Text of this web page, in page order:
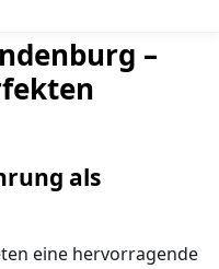
–
als
eine hervorragende